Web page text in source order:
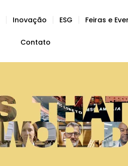
Inovação ESG Feiras e
Contato